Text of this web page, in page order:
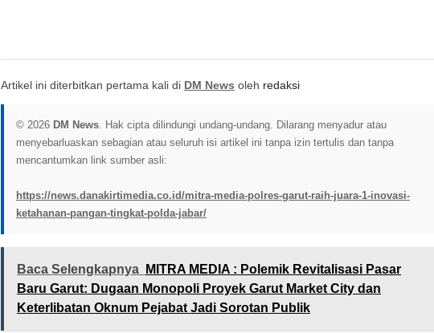
Artikel ini diterbitkan pertama kali di DM News oleh redaksi
© 2026 DM News. Hak cipta dilindungi undang-undang. Dilarang menyadur atau
menyebarluaskan sebagian atau seluruh isi artikel ini tanpa izin tertulis dan tanpa
mencantumkan link sumber asli:
https://news.danakirtimedia.co.id/mitra-media-polres-garut-raih-juara-1-inovasi-
ketahanan-pangan-tingkat-polda-jabar/
Baca Selengkapnya
MITRA MEDIA : Polemik Revitalisasi Pasar
Baru Garut: Dugaan Monopoli Proyek Garut Market City dan
Keterlibatan Oknum Pejabat Jadi Sorotan Publik